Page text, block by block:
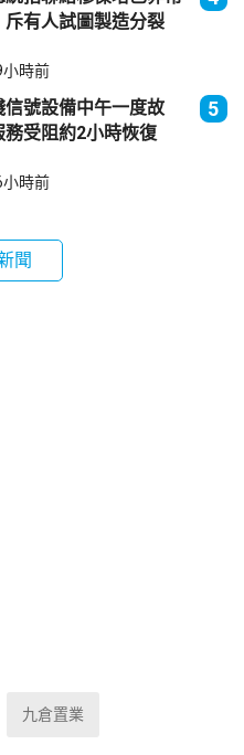
有人試圖製造分裂
小時前
信號設備中午一度故
受阻約2小時恢復
5
小時前
聞
九倉置業